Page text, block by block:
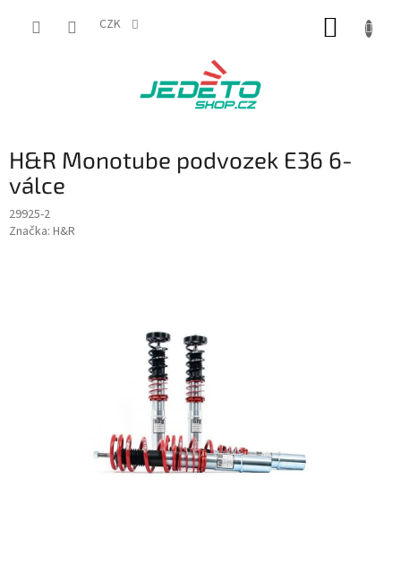
CZK
H&R Monotube podvozek E36 6-
válce
29925-2
Značka: H&R